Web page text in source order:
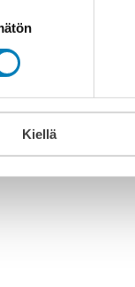
Kiellä
defined in the